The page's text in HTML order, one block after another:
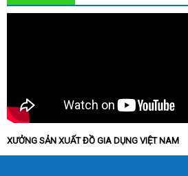
XƯỞNG SẢN XUẤT ĐỒ GIA DỤNG VIỆT NAM